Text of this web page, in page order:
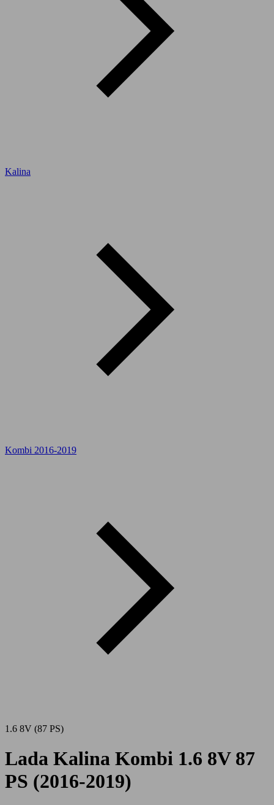
Kalina
Kombi 2016-2019
1.6 8V (87 PS)
Lada Kalina Kombi 1.6 8V 87
PS (2016-2019)